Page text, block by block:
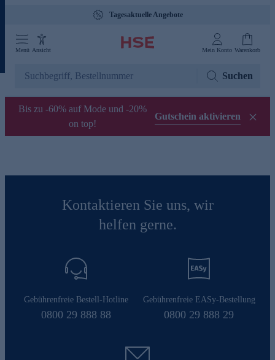
Tagesaktuelle Angebote
Menü Ansicht Mein Konto Warenkorb
Suchen
Bis zu -60% auf Mode und -20%
on top!
Gutschein aktivieren
Kontaktieren Sie uns, wir
helfen gerne.
Gebührenfreie Bestell-Hotline
0800 29 888 88
Gebührenfreie EASy-Bestellung
0800 29 888 29